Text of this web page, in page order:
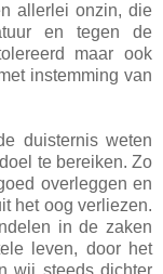
allerlei onzin, die
en tegen de
maar ook
instemming van
duisternis weten
te bereiken. Zo
overleggen en
het oog verliezen.
in de zaken
leven, door het